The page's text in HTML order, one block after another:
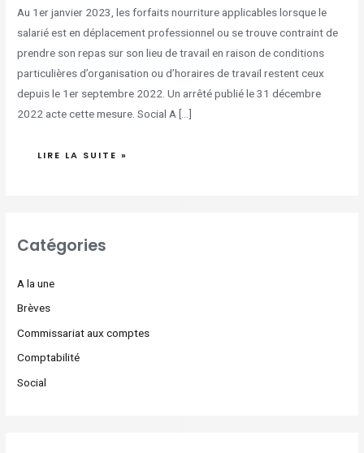
Au 1er janvier 2023, les forfaits nourriture applicables lorsque le
salarié est en déplacement professionnel ou se trouve contraint de
prendre son repas sur son lieu de travail en raison de conditions
particulières d’organisation ou d’horaires de travail restent ceux
depuis le 1er septembre 2022. Un arrêté publié le 31 décembre
2022 acte cette mesure. Social A […]
LIRE LA SUITE »
Catégories
A la une
Brèves
Commissariat aux comptes
Comptabilité
Social